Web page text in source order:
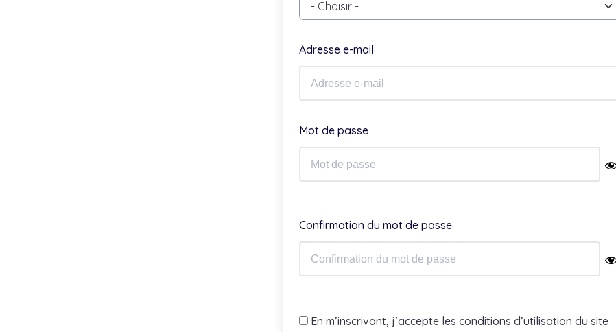
- Choisir -
Adresse e-mail
Mot de passe
Confirmation du mot de passe
En m’inscrivant, j’accepte les conditions d’utilisation du site